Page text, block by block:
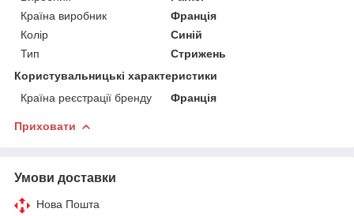
Країна виробник
Франція
Колір
Синій
Тип
Стрижень
Користувальницькі характеристики
Країна реєстрації бренду
Франція
Приховати
Умови доставки
Нова Пошта